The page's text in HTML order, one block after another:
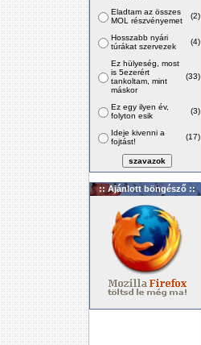
Eladtam az összes
MOL részvényemet
(2)
Hosszabb nyári
túrákat szervezek
(4)
Ez hülyeség, most
is 5ezerért
tankoltam, mint
máskor
(33)
Ez egy ilyen év,
folyton esik
(3)
Ideje kivenni a
fojtást!
(17)
:: Ajánlott böngésző ::